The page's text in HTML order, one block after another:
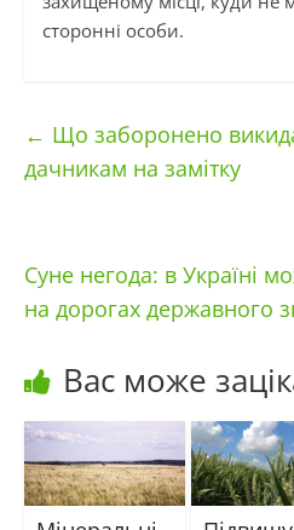
сторонні особи.
← Що заборонено
дачникам на замітку
Суне негода: в Україні
на дорогах державного
Вас може